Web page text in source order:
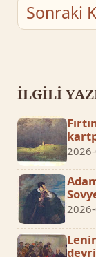
Sonraki
İLGİLİ